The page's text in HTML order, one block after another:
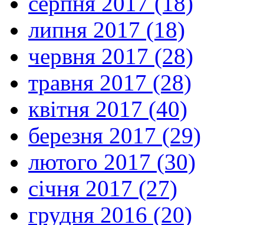
липня 2017 (18)
червня 2017 (28)
травня 2017 (28)
квітня 2017 (40)
березня 2017 (29)
лютого 2017 (30)
січня 2017 (27)
грудня 2016 (20)